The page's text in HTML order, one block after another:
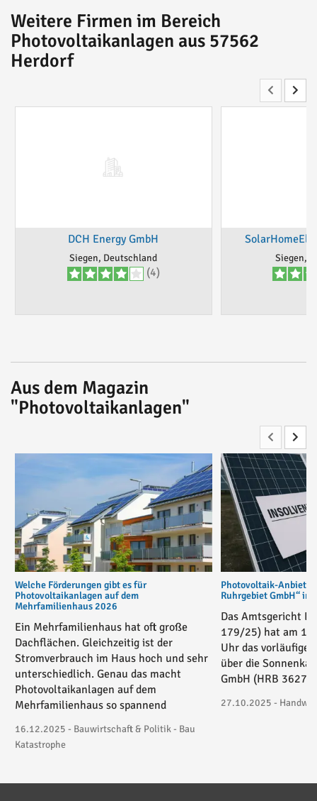
Weitere Firmen im Bereich
Photovoltaikanlagen aus 57562
Herdorf
DCH Energy GmbH
Siegen, Deutschland
(4)
Siegen,
Aus dem Magazin
"Photovoltaikanlagen"
Welche Förderungen gibt es für
Photovoltaikanlagen auf dem
Mehrfamilienhaus 2026
Ein Mehrfamilienhaus hat oft große
Dachflächen. Gleichzeitig ist der
Stromverbrauch im Haus hoch und sehr
unterschiedlich. Genau das macht
Photovoltaikanlagen auf dem
Mehrfamilienhaus so spannend
16.12.2025 - Bauwirtschaft & Politik - Bau
Katastrophe
Photovoltaik-Anbieter
Ruhrgebiet GmbH“ in
Das Amtsgericht
179/25) hat am
Uhr das vorläufige
über die
GmbH (HRB
27.10.2025 -